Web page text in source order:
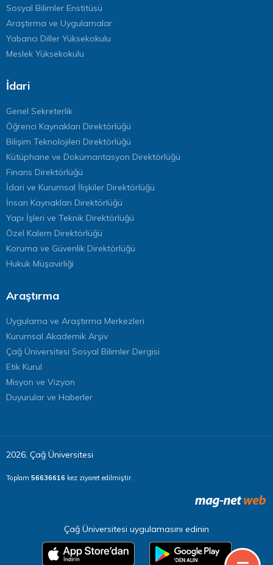
Sosyal Bilimler Enstitüsü
Araştırma ve Uygulamalar
Yabancı Diller Yüksekokulu
Meslek Yüksekokulu
İdari
Genel Sekreterlik
Öğrenci Kaynakları Direktörlüğü
Bilişim Teknolojileri Direktörlüğü
Kütüphane ve Dokümantasyon Direktörlüğü
Finans Direktörlüğü
İdari ve Kurumsal İlişkiler Direktörlüğü
İnsan Kaynakları Direktörlüğü
Yapı İşleri ve Teknik Direktörlüğü
Özel Kalem Direktörlüğü
Koruma ve Güvenlik Direktörlüğü
Hukuk Müşavirliği
Araştırma
Uygulama ve Araştırma Merkezleri
Kurumsal Akademik Arşiv
Çağ Üniversitesi Sosyal Bilimler Dergisi
Etik Kurul
Misyon ve Vizyon
Duyurular ve Haberler
2026, Çağ Üniversitesi
Toplam 56636616 kez ziyaret edilmiştir.
Çağ Üniversitesi uygulamasını edinin